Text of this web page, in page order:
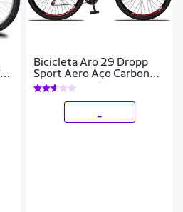
Bicicleta Aro 29 Dropp
Sport Aero Aço Carbono
21 Vel Marchas Freio a
Disco